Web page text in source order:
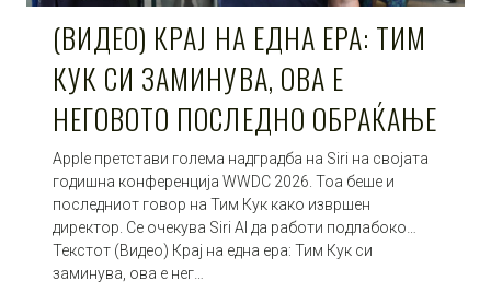
(ВИДЕО) КРАЈ НА ЕДНА ЕРА: ТИМ
КУК СИ ЗАМИНУВА, ОВА Е
НЕГОВОТО ПОСЛЕДНО ОБРАЌАЊЕ
Apple претстави голема надградба на Siri на својата
годишна конференција WWDC 2026. Тоа беше и
последниот говор на Тим Кук како извршен
директор. Се очекува Siri AI да работи подлабоко…
Текстот (Видео) Крај на една ера: Тим Кук си
заминува, ова е нег…